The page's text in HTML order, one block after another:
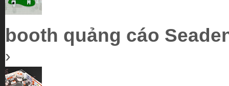
booth quảng cáo
›